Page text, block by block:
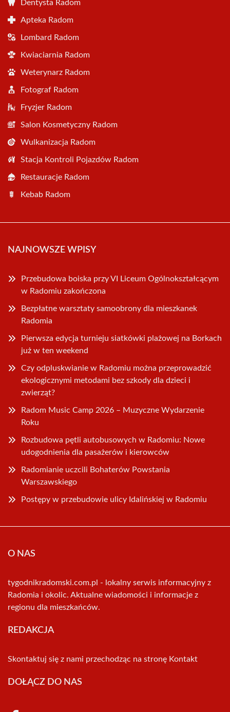
Dentysta Radom
Apteka Radom
Lombard Radom
Kwiaciarnia Radom
Weterynarz Radom
Fotograf Radom
Fryzjer Radom
Salon Kosmetyczny Radom
Wulkanizacja Radom
Stacja Kontroli Pojazdów Radom
Restauracje Radom
Kebab Radom
NAJNOWSZE WPISY
Przebudowa boiska przy VI Liceum Ogólnokształcącym
w Radomiu zakończona
Bezpłatne warsztaty samoobrony dla mieszkanek
Radomia
Pierwsza edycja turnieju siatkówki plażowej na Borkach
już w ten weekend
Czy odpluskwianie w Radomiu można przeprowadzić
ekologicznymi metodami bez szkody dla dzieci i
zwierząt?
Radom Music Camp 2026 – Muzyczne Wydarzenie
Roku
Rozbudowa pętli autobusowych w Radomiu: Nowe
udogodnienia dla pasażerów i kierowców
Radomianie uczcili Bohaterów Powstania
Warszawskiego
Postępy w przebudowie ulicy Idalińskiej w Radomiu
O NAS
tygodnikradomski.com.pl - lokalny serwis informacyjny z
Radomia i okolic. Aktualne wiadomości i informacje z
regionu dla mieszkańców.
REDAKCJA
Skontaktuj się z nami przechodząc na stronę Kontakt
DOŁĄCZ DO NAS